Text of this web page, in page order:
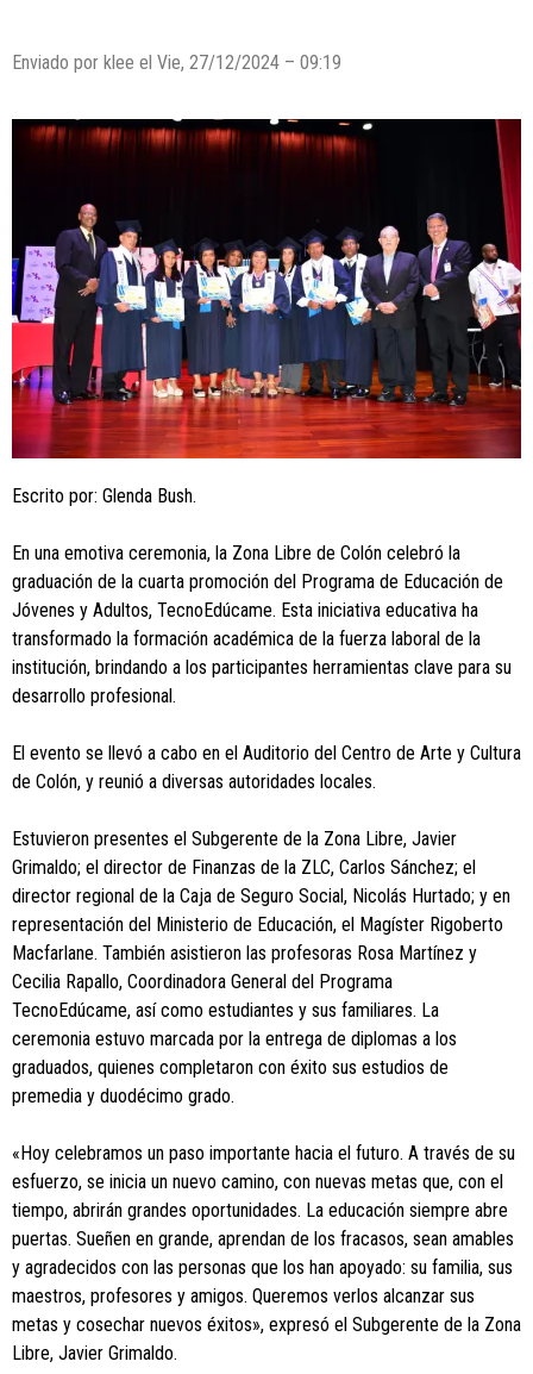
Enviado por klee el Vie, 27/12/2024 – 09:19
Escrito por: Glenda Bush.
En una emotiva ceremonia, la Zona Libre de Colón celebró la
graduación de la cuarta promoción del Programa de Educación de
Jóvenes y Adultos, TecnoEdúcame. Esta iniciativa educativa ha
transformado la formación académica de la fuerza laboral de la
institución, brindando a los participantes herramientas clave para su
desarrollo profesional.
El evento se llevó a cabo en el Auditorio del Centro de Arte y Cultura
de Colón, y reunió a diversas autoridades locales.
Estuvieron presentes el Subgerente de la Zona Libre, Javier
Grimaldo; el director de Finanzas de la ZLC, Carlos Sánchez; el
director regional de la Caja de Seguro Social, Nicolás Hurtado; y en
representación del Ministerio de Educación, el Magíster Rigoberto
Macfarlane. También asistieron las profesoras Rosa Martínez y
Cecilia Rapallo, Coordinadora General del Programa
TecnoEdúcame, así como estudiantes y sus familiares. La
ceremonia estuvo marcada por la entrega de diplomas a los
graduados, quienes completaron con éxito sus estudios de
premedia y duodécimo grado.
«Hoy celebramos un paso importante hacia el futuro. A través de su
esfuerzo, se inicia un nuevo camino, con nuevas metas que, con el
tiempo, abrirán grandes oportunidades. La educación siempre abre
puertas. Sueñen en grande, aprendan de los fracasos, sean amables
y agradecidos con las personas que los han apoyado: su familia, sus
maestros, profesores y amigos. Queremos verlos alcanzar sus
metas y cosechar nuevos éxitos», expresó el Subgerente de la Zona
Libre, Javier Grimaldo.